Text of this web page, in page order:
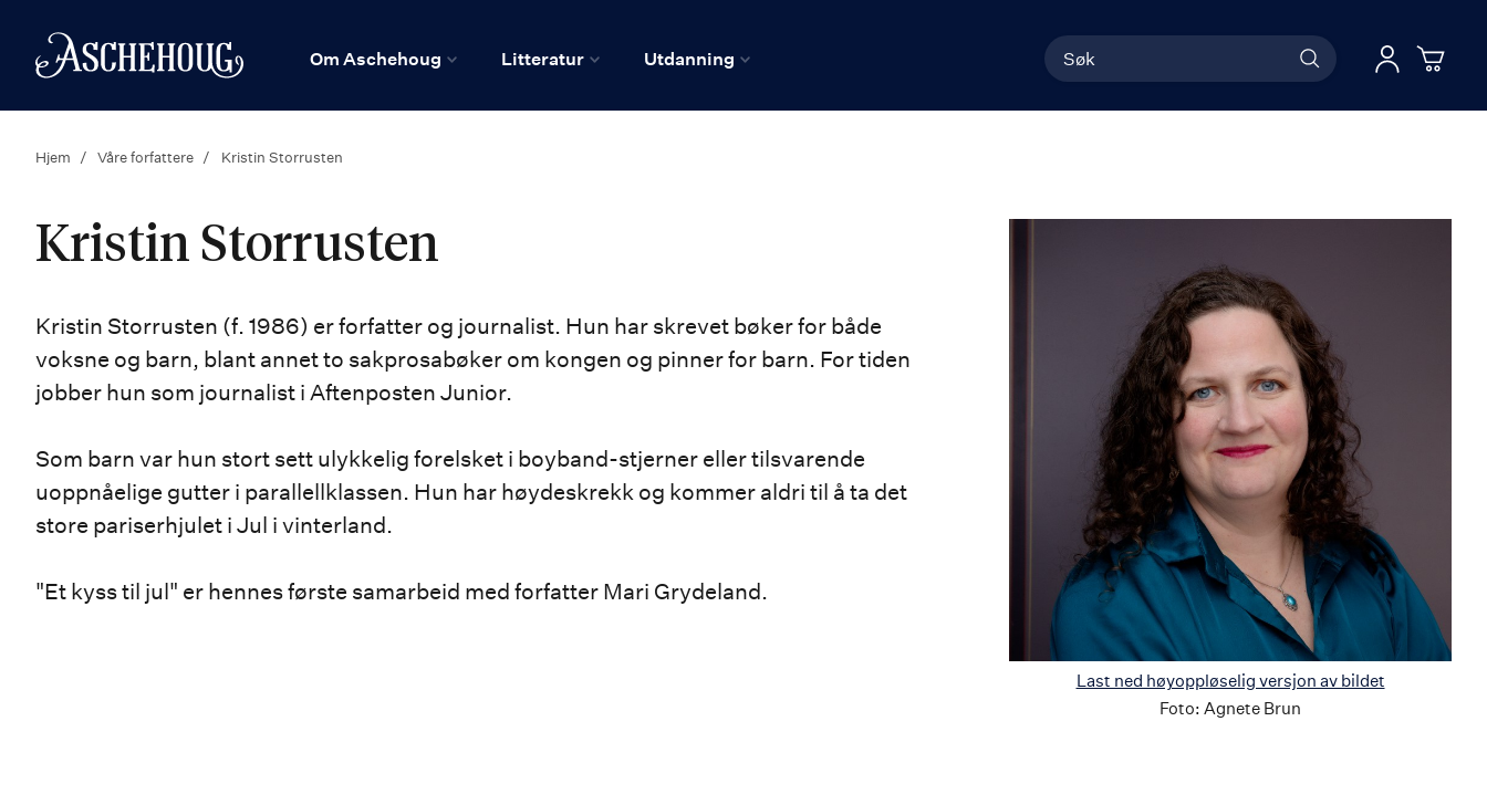
Hjem
Om Aschehoug Litteratur Utdanning
Søk Logg
Hjem Våre forfattere Kristin Storrusten
Last ned høyoppløselig versjon av bildet
Foto: Agnete Brun
Kristin Storrusten
Kristin Storrusten (f. 1986) er forfatter og journalist. Hun har skrevet bøker for både
voksne og barn, blant annet to sakprosabøker om kongen og pinner for barn. For tiden
jobber hun som journalist i Aftenposten Junior.
Som barn var hun stort sett ulykkelig forelsket i boyband-stjerner eller tilsvarende
uoppnåelige gutter i parallellklassen. Hun har høydeskrekk og kommer aldri til å ta det
store pariserhjulet i Jul i vinterland.
"Et kyss til jul" er hennes første samarbeid med forfatter Mari Grydeland.